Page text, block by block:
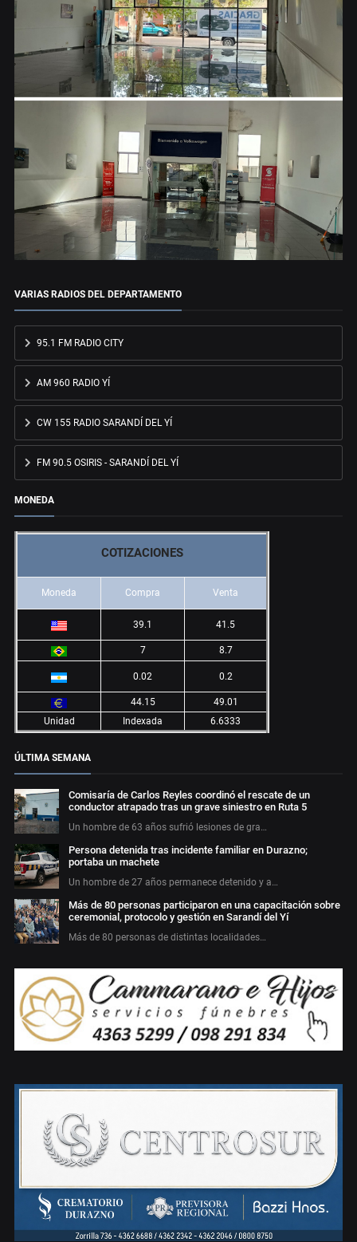
VARIAS RADIOS DEL DEPARTAMENTO
95.1 FM RADIO CITY
AM 960 RADIO YÍ
CW 155 RADIO SARANDÍ DEL YÍ
FM 90.5 OSIRIS - SARANDÍ DEL YÍ
MONEDA
COTIZACIONES
Moneda Compra Venta
39.1 41.5
7 8.7
0.02 0.2
44.15
49.01
Unidad
Indexada 6.6333
ÚLTIMA SEMANA
Comisaría de Carlos Reyles coordinó el rescate de un
conductor atrapado tras un grave siniestro en Ruta 5
Un hombre de 63 años sufrió lesiones de gra…
Persona detenida tras incidente familiar en Durazno;
portaba un machete
Un hombre de 27 años permanece detenido y a…
Más de 80 personas participaron en una capacitación sobre
ceremonial, protocolo y gestión en Sarandí del Yí
Más de 80 personas de distintas localidades…